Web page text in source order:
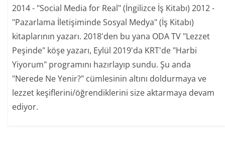
2014 - "Social Media for Real" (İngilizce İş Kitabı) 2012 -
"Pazarlama İletişiminde Sosyal Medya" (İş Kitabı)
kitaplarının yazarı. 2018'den bu yana ODA TV "Lezzet
Peşinde" köşe yazarı, Eylül 2019'da KRT'de "Harbi
Yiyorum" programını hazırlayıp sundu. Şu anda
"Nerede Ne Yenir?" cümlesinin altını doldurmaya ve
lezzet keşiflerini/öğrendiklerini size aktarmaya devam
ediyor.